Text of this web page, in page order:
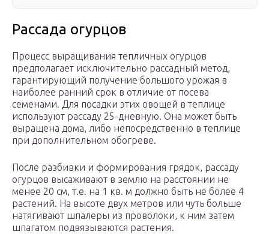
Рассада огурцов
Процесс выращивания тепличных огурцов
предполагает исключительно рассадный метод,
гарантирующий получение большого урожая в
наиболее ранний срок в отличие от посева
семенами. Для посадки этих овощей в теплице
используют рассаду 25-дневную. Она может быть
выращена дома, либо непосредственно в теплице
при дополнительном обогреве.
После разбивки и формирования грядок, рассаду
огурцов высаживают в землю на расстоянии не
менее 20 см, т.е. на 1 кв. м должно быть не более 4
растений. На высоте двух метров или чуть больше
натягивают шпалеры из проволоки, к ним затем
шпагатом подвязываются растения.